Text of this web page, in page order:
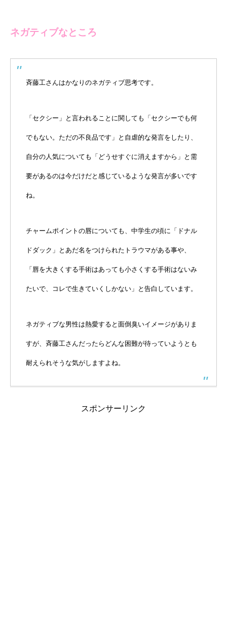
ネガティブなところ
斉藤工さんはかなりのネガティブ思考です。
「セクシー」と言われることに関しても「セクシーでも何
でもない。ただの不良品です」と自虐的な発言をしたり、
自分の人気についても「どうせすぐに消えますから」と需
要があるのは今だけだと感じているような発言が多いです
ね。
チャームポイントの唇についても、中学生の頃に「ドナル
ドダック」とあだ名をつけられたトラウマがある事や、
「唇を大きくする手術はあっても小さくする手術はないみ
たいで、コレで生きていくしかない」と告白しています。
ネガティブな男性は熱愛すると面倒臭いイメージがありま
すが、斉藤工さんだったらどんな困難が待っていようとも
耐えられそうな気がしますよね。
スポンサーリンク